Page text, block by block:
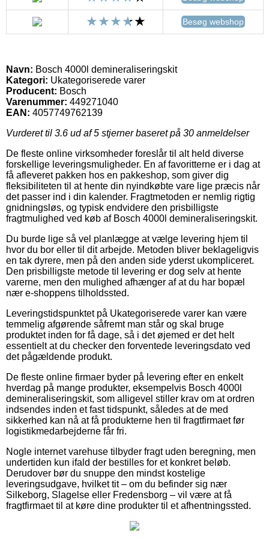
Besøg webshop
Navn: Bosch 4000l demineraliseringskit
Kategori: Ukategoriserede varer
Producent: Bosch
Varenummer: 449271040
EAN: 4057749762139
Vurderet til 3.6 ud af 5 stjerner baseret på 30 anmeldelser
De fleste online virksomheder foreslår til alt held diverse
forskellige leveringsmuligheder. En af favoritterne er i dag at
få afleveret pakken hos en pakkeshop, som giver dig
fleksibiliteten til at hente din nyindkøbte vare lige præcis når
det passer ind i din kalender. Fragtmetoden er nemlig rigtig
gnidningsløs, og typisk endvidere den prisbilligste
fragtmulighed ved køb af Bosch 4000l demineraliseringskit.
Du burde lige så vel planlægge at vælge levering hjem til
hvor du bor eller til dit arbejde. Metoden bliver beklageligvis
en tak dyrere, men på den anden side yderst ukompliceret.
Den prisbilligste metode til levering er dog selv at hente
varerne, men den mulighed afhænger af at du har bopæl
nær e-shoppens tilholdssted.
Leveringstidspunktet på Ukategoriserede varer kan være
temmelig afgørende såfremt man står og skal bruge
produktet inden for få dage, så i det øjemed er det helt
essentielt at du checker den forventede leveringsdato ved
det pågældende produkt.
De fleste online firmaer byder på levering efter en enkelt
hverdag på mange produkter, eksempelvis Bosch 4000l
demineraliseringskit, som alligevel stiller krav om at ordren
indsendes inden et fast tidspunkt, således at de med
sikkerhed kan nå at få produkterne hen til fragtfirmaet før
logistikmedarbejderne får fri.
Nogle internet varehuse tilbyder fragt uden beregning, men
undertiden kun ifald der bestilles for et konkret beløb.
Derudover bør du snuppe den mindst kostelige
leveringsudgave, hvilket tit – om du befinder sig nær
Silkeborg, Slagelse eller Fredensborg – vil være at få
fragtfirmaet til at køre dine produkter til et afhentningssted.